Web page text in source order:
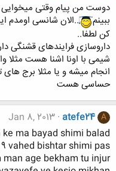
دوست من پیام وقتی
ببینم
..الان شانسی اومدم
کن لطفا..
داروسازی فرایندهای قشنگی
انجام میشه و یا مثلا برج
حساسی هست
A
atefe24
Jan 8, 2013
ma bayad shimi balad
vahed bishtar shimi pas
age bekham tu injur